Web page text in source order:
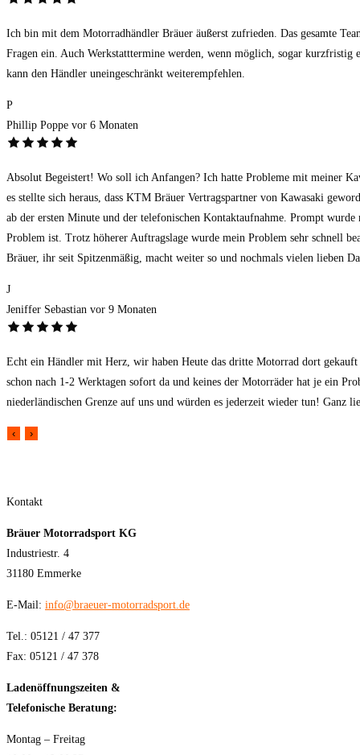
Ich bin mit dem Motorradhändler Bräuer äußerst zufrieden. Das gesamte
Fragen ein. Auch Werkstatttermine werden, wenn möglich, sogar kurzfristig
kann den Händler uneingeschränkt weiterempfehlen.
P
Phillip Poppe vor 6 Monaten
Absolut Begeistert! Wo soll ich Anfangen? Ich hatte Probleme mit meiner
es stellte sich heraus, dass KTM Bräuer Vertragspartner von Kawasaki
ab der ersten Minute und der telefonischen Kontaktaufnahme. Prompt
Problem ist. Trotz höherer Auftragslage wurde mein Problem sehr schnell
Bräuer, ihr seit Spitzenmäßig, macht weiter so und nochmals vielen lieben
J
Jeniffer Sebastian vor 9 Monaten
Echt ein Händler mit Herz, wir haben Heute das dritte Motorrad dort
schon nach 1-2 Werktagen sofort da und keines der Motorräder hat je ein
niederländischen Grenze auf uns und würden es jederzeit wieder tun! Ganz
‹ ›
Kontakt
Bräuer Motorradsport KG
Industriestr. 4
31180 Emmerke
E-Mail: info@braeuer-motorradsport.de
Tel.: 05121 / 47 377
Fax: 05121 / 47 378
Ladenöffnungszeiten &
Telefonische Beratung:
Montag – Freitag